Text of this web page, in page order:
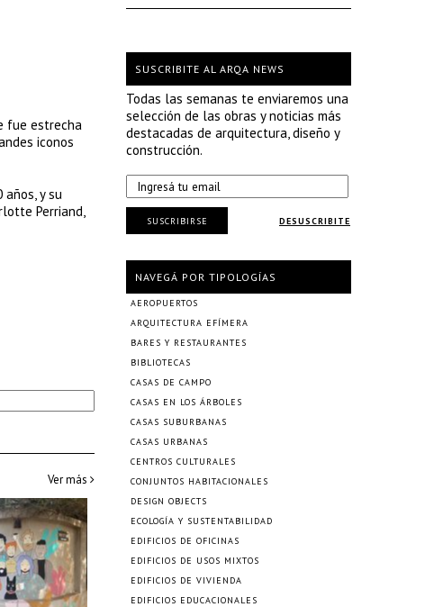
fue estrecha
iconos
y su
Perriand,
Ver más
SUSCRIBITE AL ARQA NEWS
Todas las semanas te enviaremos una
selección de las obras y noticias más
destacadas de arquitectura, diseño y
construcción.
DESUSCRIBITE
SUSCRIBIRSE
NAVEGÁ POR TIPOLOGÍAS
AEROPUERTOS
ARQUITECTURA EFÍMERA
BARES Y RESTAURANTES
BIBLIOTECAS
CASAS DE CAMPO
CASAS EN LOS ÁRBOLES
CASAS SUBURBANAS
CASAS URBANAS
CENTROS CULTURALES
CONJUNTOS HABITACIONALES
DESIGN OBJECTS
ECOLOGÍA Y SUSTENTABILIDAD
EDIFICIOS DE OFICINAS
EDIFICIOS DE USOS MIXTOS
EDIFICIOS DE VIVIENDA
EDIFICIOS EDUCACIONALES